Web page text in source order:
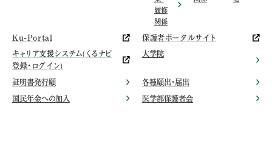
履修
関係
Ku-Portal 保護者ポータルサイト
キャリア支援システム(くるナビ
登録・ログイン)
大学院
証明書発行願 各種願出・届出
国民年金への加入 医学部保護者会